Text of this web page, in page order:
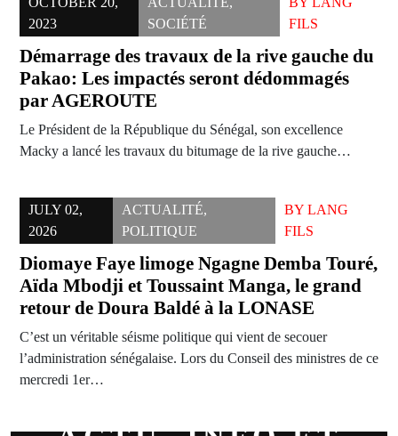
2023
SOCIÉTÉ
FILS
Démarrage des travaux de la rive gauche du
Pakao: Les impactés seront dédommagés
par AGEROUTE
Le Président de la République du Sénégal, son excellence
Macky a lancé les travaux du bitumage de la rive gauche…
JULY 02,
2026
ACTUALITÉ,
POLITIQUE
BYLANG
FILS
Diomaye Faye limoge Ngagne Demba Touré,
Aïda Mbodji et Toussaint Manga, le grand
retour de Doura Baldé à la LONASE
C’est un véritable séisme politique qui vient de secouer
l’administration sénégalaise. Lors du Conseil des ministres de ce
mercredi 1er…